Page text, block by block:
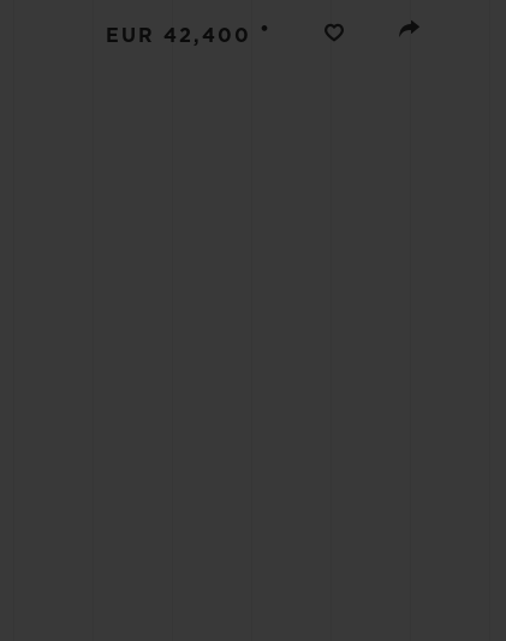
EUR 42,400 • BIG BANG